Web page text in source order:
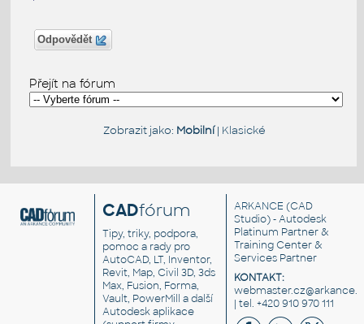
Odpovědět
Přejít na fórum
Zobrazit jako: Mobilní| Klasické
CADfórum
Tipy, triky, podpora,
pomoc a rady pro
AutoCAD, LT, Inventor,
Revit, Map, Civil 3D, 3ds
Max, Fusion, Forma,
Vault, PowerMill a další
Autodesk aplikace
ARKANCE (CAD
Studio) - Autodesk
Platinum Partner &
Training Center &
Services Partner
KONTAKT:
| tel. +420 910 970 111